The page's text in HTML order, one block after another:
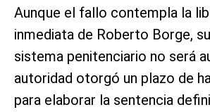
Aunque el fallo contempla la
inmediata de Roberto Borge,
sistema penitenciario no será
autoridad otorgó un plazo de
para elaborar la sentencia